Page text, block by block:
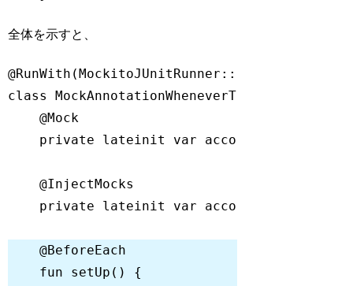
全体を示すと、
@RunWith(MockitoJUnitRunner::class)
class
MockAnnotationWheneverTest
@Mock
private
lateinit var
@InjectMocks
private
lateinit var
@BeforeEach
fun
setUp ()